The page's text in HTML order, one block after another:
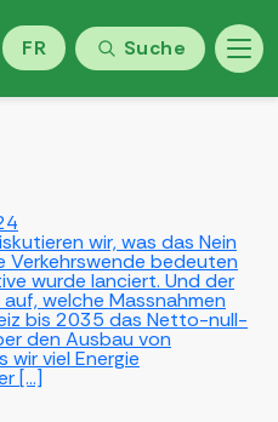
FR Suche
wir, was das Nein
Verkehrswende bedeuten
wurde lanciert. Und der
welche Massnahmen
bis 2035 das Netto-null-
den Ausbau von
wir viel Energie
[…]